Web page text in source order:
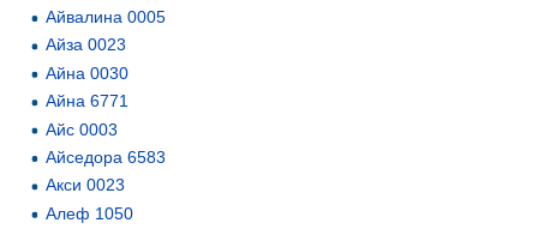
Айвалина 0005
Айза 0023
Айна 0030
Айна 6771
Айс 0003
Айседора 6583
Акси 0023
Алеф 1050